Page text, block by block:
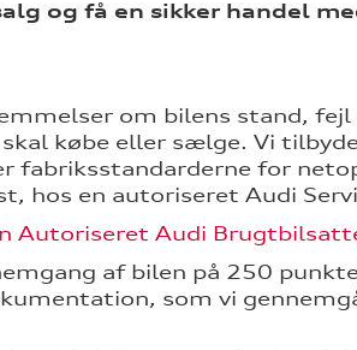
og få en sikker handel
om bilens stand,
købe eller sælge. Vi
fabriksstandarderne for
hos en autoriseret Audi
Autoriseret Audi
af bilen på 250
som vi